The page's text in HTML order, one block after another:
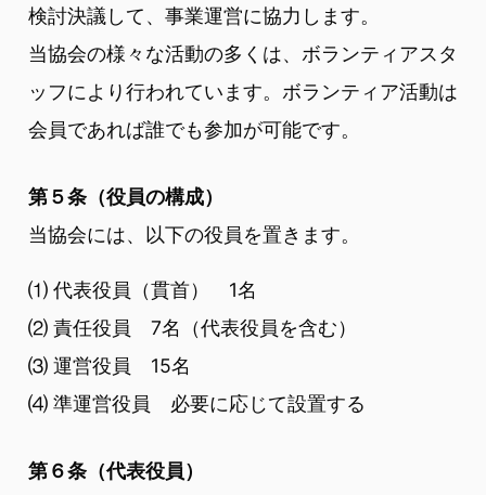
検討決議して、事業運営に協力します。
当協会の様々な活動の多くは、ボランティアスタ
ッフにより行われています。ボランティア活動は
会員であれば誰でも参加が可能です。
第５条（役員の構成）
当協会には、以下の役員を置きます。
⑴ 代表役員（貫首） 1名
⑵ 責任役員 7名（代表役員を含む）
⑶ 運営役員 15名
⑷ 準運営役員 必要に応じて設置する
第６条（代表役員）